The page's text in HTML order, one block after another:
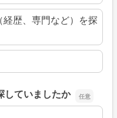
歴、専門など）を探
していましたか
ていましたか